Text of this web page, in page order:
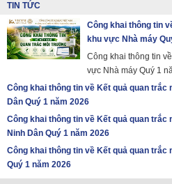
TIN TỨC
Công khai thông tin
khu vực Nhà máy
Công khai thông tin
vực Nhà máy Quý 1
Công khai thông tin về Kết quả quan
Dân Quý 1 năm 2026
Công khai thông tin về Kết quả quan
Ninh Dân Quý 1 năm 2026
Công khai thông tin về Kết quả quan
Quý 1 năm 2026